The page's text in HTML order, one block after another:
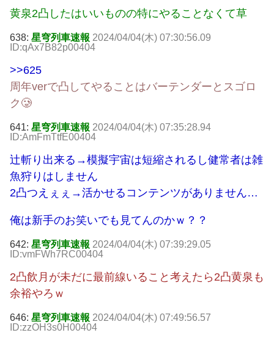
黄泉2凸したはいいものの特にやることなくて草
638: 星穹列車速報 2024/04/04(木) 07:30:56.09
ID:qAx7B82p00404
>>625
周年verで凸してやることはバーテンダーとスゴロ
ク🥲
641: 星穹列車速報 2024/04/04(木) 07:35:28.94
ID:AmFmTtfE00404
辻斬り出来る→模擬宇宙は短縮されるし健常者は雑
魚狩りはしません
2凸つえぇぇ→活かせるコンテンツがありません…
俺は新手のお笑いでも見てんのかｗ？？
642: 星穹列車速報 2024/04/04(木) 07:39:29.05
ID:vmFWh7RC00404
2凸飲月が未だに最前線いること考えたら2凸黄泉も
余裕やろｗ
646: 星穹列車速報 2024/04/04(木) 07:49:56.57
ID:zzOH3s0H00404